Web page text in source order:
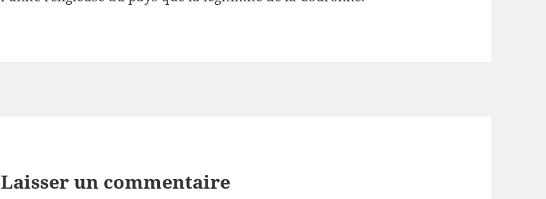
Laisser un commentaire